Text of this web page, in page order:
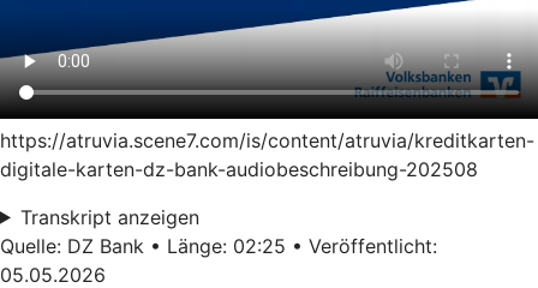
https://atruvia.scene7.com/is/content/atruvia/kreditkarten-
digitale-karten-dz-bank-audiobeschreibung-202508
Transkript anzeigen
Quelle: DZ Bank • Länge: 02:25 • Veröffentlicht:
05.05.2026